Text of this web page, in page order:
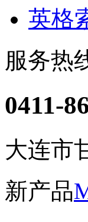
英格
服务热
0411-
大连市
新产品